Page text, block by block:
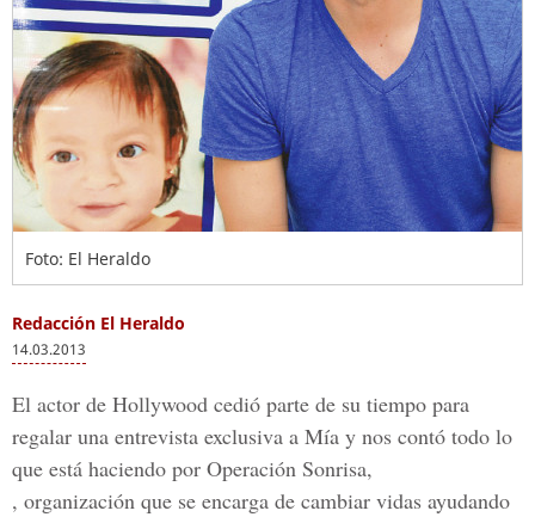
Foto: El Heraldo
Redacción El Heraldo
14.03.2013
El actor de Hollywood cedió parte de su tiempo para
regalar una entrevista exclusiva a Mía y nos contó todo lo
que está haciendo por Operación Sonrisa,
, organización que se encarga de cambiar vidas ayudando